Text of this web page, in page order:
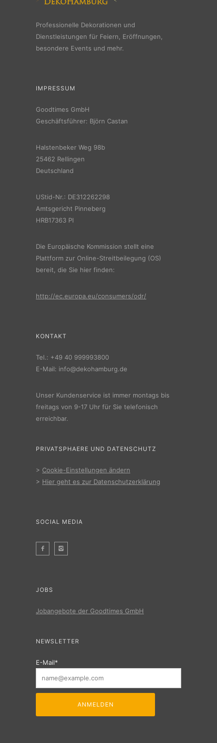
Professionelle Dekorationen und
Dienstleistungen für Feiern, Eröffnungen,
besondere Events und mehr.
IMPRESSUM
Goodtimes GmbH
Geschäftsführer: Björn Castan
Halstenbeker Weg 98b
25462 Rellingen
Deutschland
UStid-Nr.: DE312262298
Amtsgericht Pinneberg
HRB17363 PI
Die Europäische Kommission stellt eine
Plattform zur Online-Streitbeilegung (OS)
bereit, die Sie hier finden:
http://ec.europa.eu/consumers/odr/
KONTAKT
Tel.: +49 40 999993800
E-Mail: info@dekohamburg.de
Unser Kundenservice ist immer montags bis
freitags von 9-17 Uhr für Sie telefonisch
erreichbar.
PRIVATSPHAERE UND DATENSCHUTZ
> Cookie-Einstellungen ändern
> Hier geht es zur Datenschutzerklärung
SOCIAL MEDIA
JOBS
Jobangebote der Goodtimes GmbH
NEWSLETTER
E-Mail*
ANMELDEN